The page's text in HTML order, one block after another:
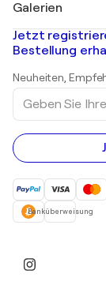
Banksy
Mr. Brainwash
Shepard Fairey
Abstrakte
Drucke
Acrylgemälde
Galerien
Kunstgalerien
Kunstgalerien in
Jetzt
Bestellung
Neuheiten,
Geben
Sie
Ihre
E-
Mail-
Adresse
Banküberweisung